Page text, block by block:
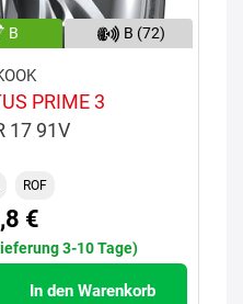
B B (72)
PRIME 3
17 91V
ROF
€
3-10 Tage)
In den Warenkorb